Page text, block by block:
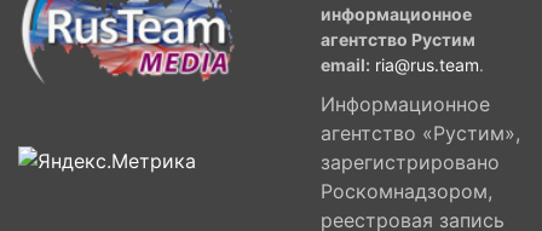
информационное
агентство Рустим
email: ria@rus.team.
Информационное
агентство «Рустим»,
зарегистрировано
Роскомнадзором,
реестровая запись